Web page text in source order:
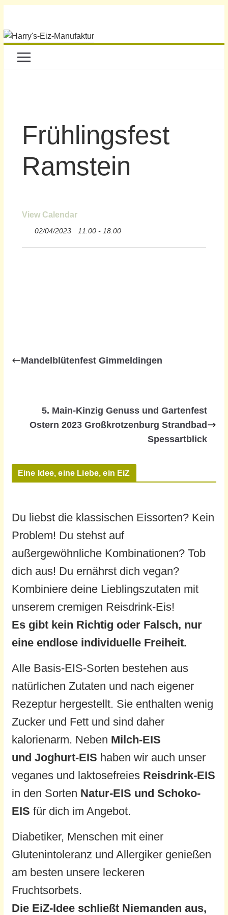
Frühlingsfest
Ramstein
View Calendar
02/04/2023 11:00 - 18:00
Mandelblütenfest Gimmeldingen
5. Main-Kinzig Genuss und Gartenfest
Ostern 2023 Großkrotzenburg Strandbad
Spessartblick
Eine Idee, eine Liebe, ein EiZ
Du liebst die klassischen Eissorten? Kein
Problem! Du stehst auf
außergewöhnliche Kombinationen? Tob
dich aus! Du ernährst dich vegan?
Kombiniere deine Lieblingszutaten mit
unserem cremigen Reisdrink-Eis!
Es gibt kein Richtig oder Falsch, nur
eine endlose individuelle Freiheit.
Alle Basis-EIS-Sorten bestehen aus
natürlichen Zutaten und nach eigener
Rezeptur hergestellt. Sie enthalten wenig
Zucker und Fett und sind daher
kalorienarm. Neben Milch-EIS
und Joghurt-EIS haben wir auch unser
veganes und laktosefreies Reisdrink-EIS
in den Sorten Natur-EIS und Schoko-
EIS für dich im Angebot.
Diabetiker, Menschen mit einer
Glutenintoleranz und Allergiker genießen
am besten unsere leckeren
Fruchtsorbets.
Die EiZ-Idee schließt Niemanden aus,